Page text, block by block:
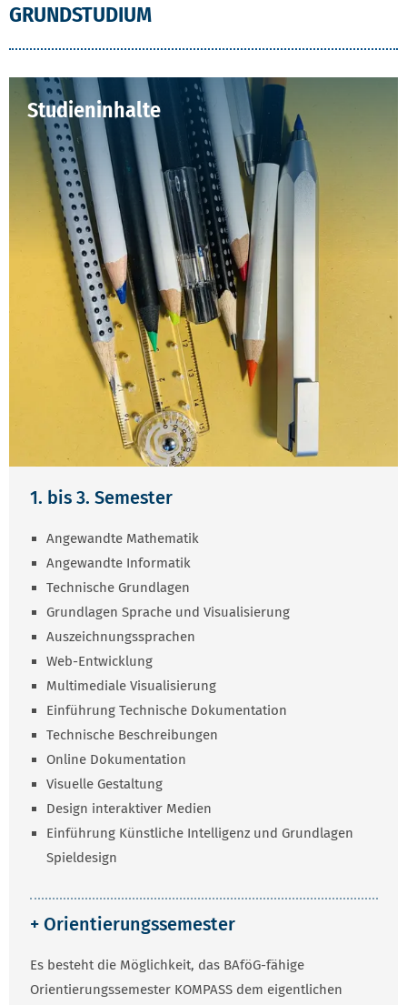
GRUNDSTUDIUM
Studieninhalte
1. bis 3. Semester
Angewandte Mathematik
Angewandte Informatik
Technische Grundlagen
Grundlagen Sprache und Visualisierung
Auszeichnungssprachen
Web-Entwicklung
Multimediale Visualisierung
Einführung Technische Dokumentation
Technische Beschreibungen
Online Dokumentation
Visuelle Gestaltung
Design interaktiver Medien
Einführung Künstliche Intelligenz und Grundlagen
Spieldesign
+ Orientierungssemester
Es besteht die Möglichkeit, das BAföG-fähige
Orientierungssemester KOMPASS dem eigentlichen